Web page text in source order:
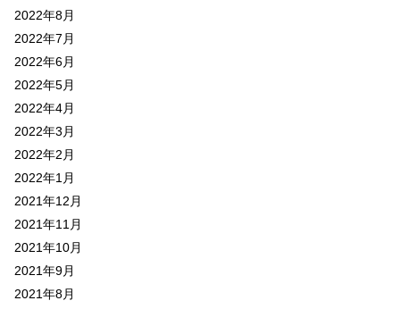
2022年8月
2022年7月
2022年6月
2022年5月
2022年4月
2022年3月
2022年2月
2022年1月
2021年12月
2021年11月
2021年10月
2021年9月
2021年8月